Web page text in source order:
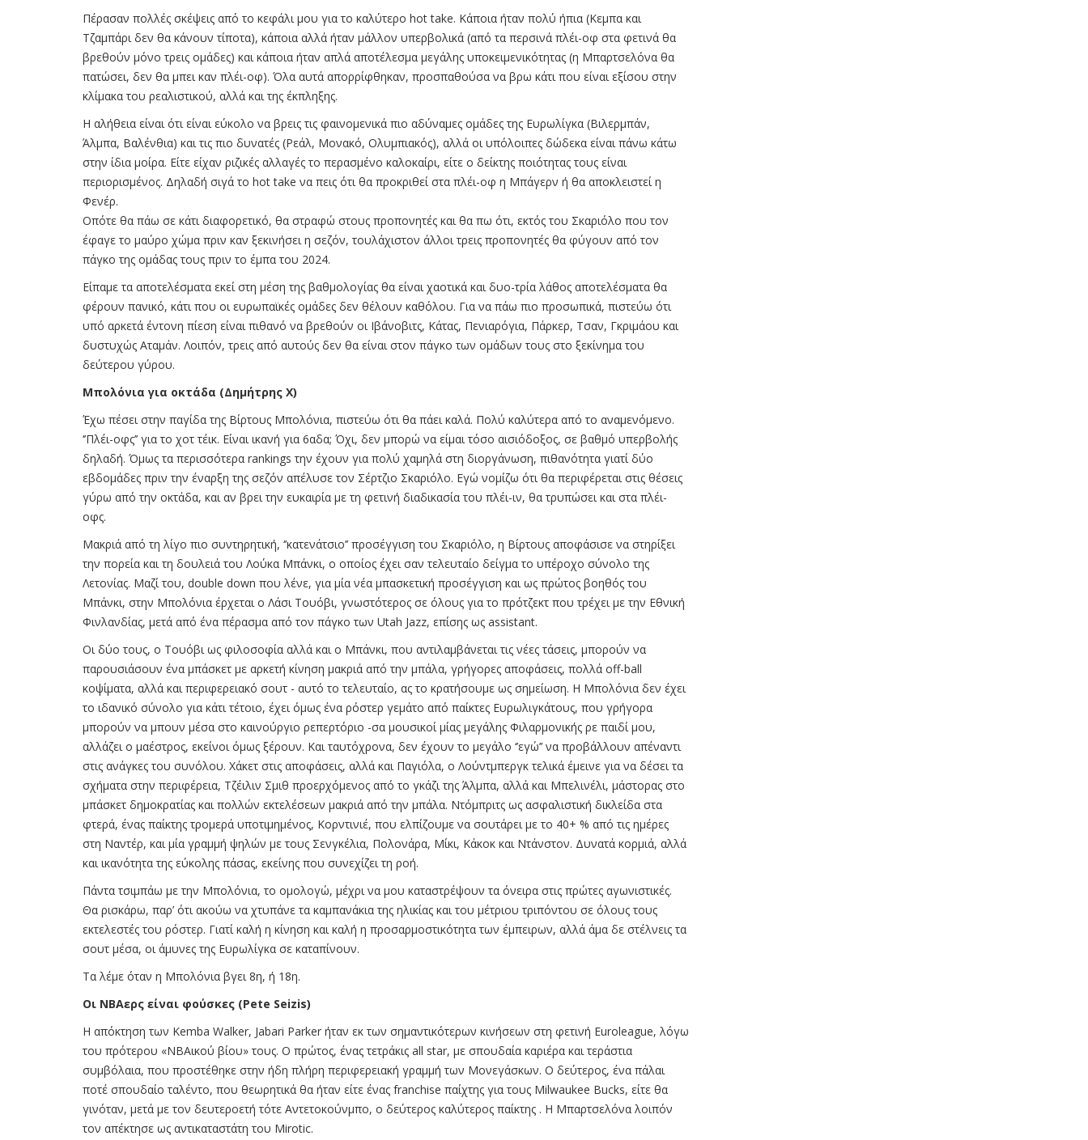
Πέρασαν πολλές σκέψεις από το κεφάλι μου για το καλύτερο hot take. Κάποια ήταν πολύ ήπια (Κεμπα και
Τζαμπάρι δεν θα κάνουν τίποτα), κάποια αλλά ήταν μάλλον υπερβολικά (από τα περσινά πλέι-οφ στα φετινά θα
βρεθούν μόνο τρεις ομάδες) και κάποια ήταν απλά αποτέλεσμα μεγάλης υποκειμενικότητας (η Μπαρτσελόνα θα
πατώσει, δεν θα μπει καν πλέι-οφ). Όλα αυτά απορρίφθηκαν, προσπαθούσα να βρω κάτι που είναι εξίσου στην
κλίμακα του ρεαλιστικού, αλλά και της έκπληξης.
Η αλήθεια είναι ότι είναι εύκολο να βρεις τις φαινομενικά πιο αδύναμες ομάδες της Ευρωλίγκα (Βιλερμπάν,
Άλμπα, Βαλένθια) και τις πιο δυνατές (Ρεάλ, Μονακό, Ολυμπιακός), αλλά οι υπόλοιπες δώδεκα είναι πάνω κάτω
στην ίδια μοίρα. Είτε είχαν ριζικές αλλαγές το περασμένο καλοκαίρι, είτε ο δείκτης ποιότητας τους είναι
περιορισμένος. Δηλαδή σιγά το hot take να πεις ότι θα προκριθεί στα πλέι-οφ η Μπάγερν ή θα αποκλειστεί η
Φενέρ.
Οπότε θα πάω σε κάτι διαφορετικό, θα στραφώ στους προπονητές και θα πω ότι, εκτός του Σκαριόλο που τον
έφαγε το μαύρο χώμα πριν καν ξεκινήσει η σεζόν, τουλάχιστον άλλοι τρεις προπονητές θα φύγουν από τον
πάγκο της ομάδας τους πριν το έμπα του 2024.
Είπαμε τα αποτελέσματα εκεί στη μέση της βαθμολογίας θα είναι χαοτικά και δυο-τρία λάθος αποτελέσματα θα
φέρουν πανικό, κάτι που οι ευρωπαϊκές ομάδες δεν θέλουν καθόλου. Για να πάω πιο προσωπικά, πιστεύω ότι
υπό αρκετά έντονη πίεση είναι πιθανό να βρεθούν οι Ιβάνοβιτς, Κάτας, Πενιαρόγια, Πάρκερ, Τσαν, Γκριμάου και
δυστυχώς Αταμάν. Λοιπόν, τρεις από αυτούς δεν θα είναι στον πάγκο των ομάδων τους στο ξεκίνημα του
δεύτερου γύρου.
Μπολόνια για οκτάδα (Δημήτρης Χ)
Έχω πέσει στην παγίδα της Βίρτους Μπολόνια, πιστεύω ότι θα πάει καλά. Πολύ καλύτερα από το αναμενόμενο.
‘’Πλέι-οφς’’ για το χοτ τέικ. Είναι ικανή για 6αδα; Όχι, δεν μπορώ να είμαι τόσο αισιόδοξος, σε βαθμό υπερβολής
δηλαδή. Όμως τα περισσότερα rankings την έχουν για πολύ χαμηλά στη διοργάνωση, πιθανότητα γιατί δύο
εβδομάδες πριν την έναρξη της σεζόν απέλυσε τον Σέρτζιο Σκαριόλο. Εγώ νομίζω ότι θα περιφέρεται στις θέσεις
γύρω από την οκτάδα, και αν βρει την ευκαιρία με τη φετινή διαδικασία του πλέι-ιν, θα τρυπώσει και στα πλέι-
οφς.
Μακριά από τη λίγο πιο συντηρητική, ‘’κατενάτσιο’’ προσέγγιση του Σκαριόλο, η Βίρτους αποφάσισε να στηρίξει
την πορεία και τη δουλειά του Λούκα Μπάνκι, ο οποίος έχει σαν τελευταίο δείγμα το υπέροχο σύνολο της
Λετονίας. Μαζί του, double down που λένε, για μία νέα μπασκετική προσέγγιση και ως πρώτος βοηθός του
Μπάνκι, στην Μπολόνια έρχεται ο Λάσι Τουόβι, γνωστότερος σε όλους για το πρότζεκτ που τρέχει με την Εθνική
Φινλανδίας, μετά από ένα πέρασμα από τον πάγκο των Utah Jazz, επίσης ως assistant.
Οι δύο τους, ο Τουόβι ως φιλοσοφία αλλά και ο Μπάνκι, που αντιλαμβάνεται τις νέες τάσεις, μπορούν να
παρουσιάσουν ένα μπάσκετ με αρκετή κίνηση μακριά από την μπάλα, γρήγορες αποφάσεις, πολλά off-ball
κοψίματα, αλλά και περιφερειακό σουτ - αυτό το τελευταίο, ας το κρατήσουμε ως σημείωση. Η Μπολόνια δεν έχει
το ιδανικό σύνολο για κάτι τέτοιο, έχει όμως ένα ρόστερ γεμάτο από παίκτες Ευρωλιγκάτους, που γρήγορα
μπορούν να μπουν μέσα στο καινούργιο ρεπερτόριο -σα μουσικοί μίας μεγάλης Φιλαρμονικής ρε παιδί μου,
αλλάζει ο μαέστρος, εκείνοι όμως ξέρουν. Και ταυτόχρονα, δεν έχουν το μεγάλο ‘’εγώ’’ να προβάλλουν απέναντι
στις ανάγκες του συνόλου. Χάκετ στις αποφάσεις, αλλά και Παγιόλα, ο Λούντμπεργκ τελικά έμεινε για να δέσει τα
σχήματα στην περιφέρεια, Τζέιλιν Σμιθ προερχόμενος από το γκάζι της Άλμπα, αλλά και Μπελινέλι, μάστορας στο
μπάσκετ δημοκρατίας και πολλών εκτελέσεων μακριά από την μπάλα. Ντόμπριτς ως ασφαλιστική δικλείδα στα
φτερά, ένας παίκτης τρομερά υποτιμημένος, Κορντινιέ, που ελπίζουμε να σουτάρει με το 40+ % από τις ημέρες
στη Ναντέρ, και μία γραμμή ψηλών με τους Σενγκέλια, Πολονάρα, Μίκι, Κάκοκ και Ντάνστον. Δυνατά κορμιά, αλλά
και ικανότητα της εύκολης πάσας, εκείνης που συνεχίζει τη ροή.
Πάντα τσιμπάω με την Μπολόνια, το ομολογώ, μέχρι να μου καταστρέψουν τα όνειρα στις πρώτες αγωνιστικές.
Θα ρισκάρω, παρ’ ότι ακούω να χτυπάνε τα καμπανάκια της ηλικίας και του μέτριου τριπόντου σε όλους τους
εκτελεστές του ρόστερ. Γιατί καλή η κίνηση και καλή η προσαρμοστικότητα των έμπειρων, αλλά άμα δε στέλνεις τα
σουτ μέσα, οι άμυνες της Ευρωλίγκα σε καταπίνουν.
Τα λέμε όταν η Μπολόνια βγει 8η, ή 18η.
Οι ΝΒΑερς είναι φούσκες (Pete Seizis)
Η απόκτηση των Kemba Walker, Jabari Parker ήταν εκ των σημαντικότερων κινήσεων στη φετινή Euroleague, λόγω
του πρότερου «ΝΒΑικού βίου» τους. Ο πρώτος, ένας τετράκις all star, με σπουδαία καριέρα και τεράστια
συμβόλαια, που προστέθηκε στην ήδη πλήρη περιφερειακή γραμμή των Μονεγάσκων. Ο δεύτερος, ένα πάλαι
ποτέ σπουδαίο ταλέντο, που θεωρητικά θα ήταν είτε ένας franchise παίχτης για τους Milwaukee Bucks, είτε θα
γινόταν, μετά με τον δευτεροετή τότε Αντετοκούνμπο, ο δεύτερος καλύτερος παίκτης . Η Μπαρτσελόνα λοιπόν
τον απέκτησε ως αντικαταστάτη του Mirotic.